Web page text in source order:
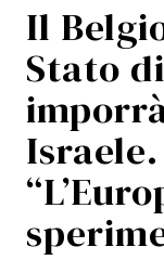
Il
Stato